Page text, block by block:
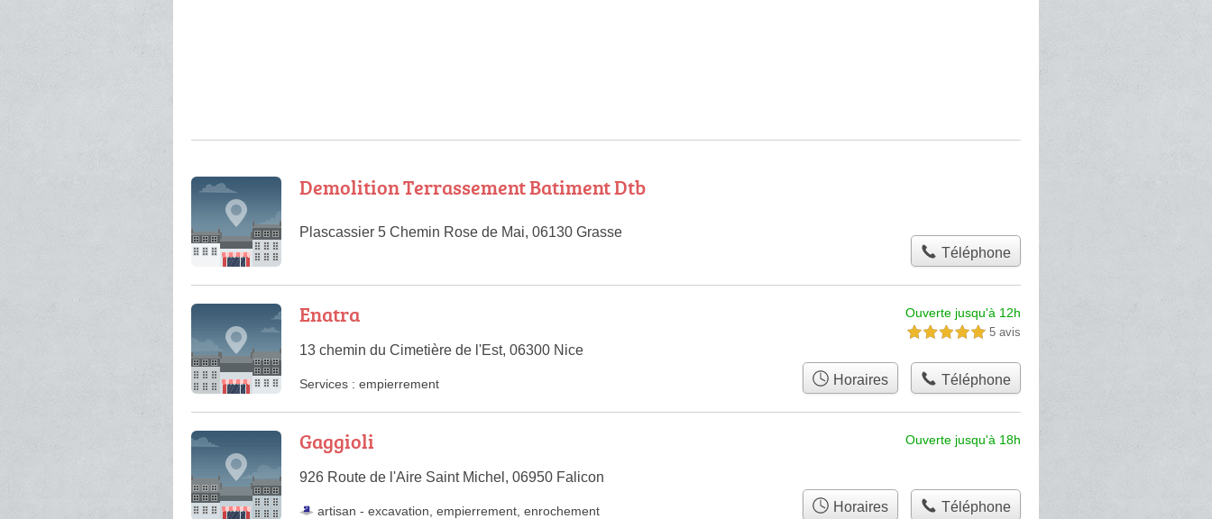
Demolition Terrassement Batiment Dtb
Plascassier 5 Chemin Rose de Mai, 06130 Grasse
Téléphone
Enatra
13 chemin du Cimetière de l'Est, 06300 Nice
Ouverte jusqu'à 12h
5,0 étoiles sur 5 5 avis
Services : empierrement Horaires Téléphone
Gaggioli
926 Route de l'Aire Saint Michel, 06950 Falicon
Ouverte jusqu'à 18h
artisan - excavation empierrement enrochement Horaires Téléphone